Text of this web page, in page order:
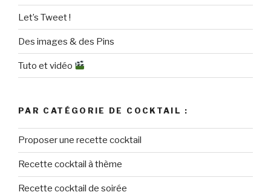
Let’s Tweet !
Des images & des Pins
Tuto et vidéo
PAR CATÉGORIE DE COCKTAIL :
Proposer une recette cocktail
Recette cocktail à thème
Recette cocktail de soirée